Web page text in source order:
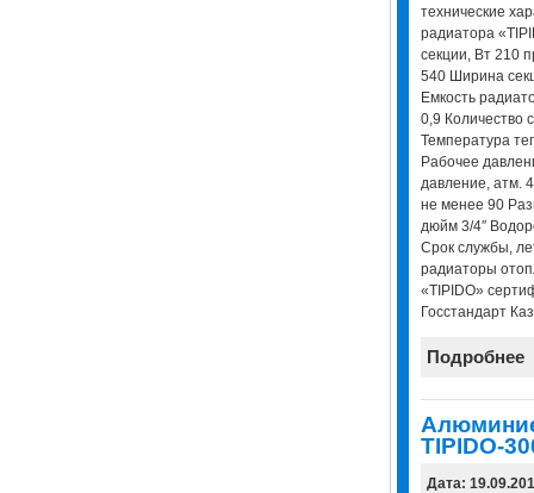
технические
радиатора
секции, Вт 210
540 Ширина
Емкость
0,9 Количество
Температура
Рабочее
давление, атм.
не менее 90
дюйм 3/4″
Срок службы,
радиаторы
«TIPIDO»
Госстандарт
Подробнее
TIPIDO-
Дата: